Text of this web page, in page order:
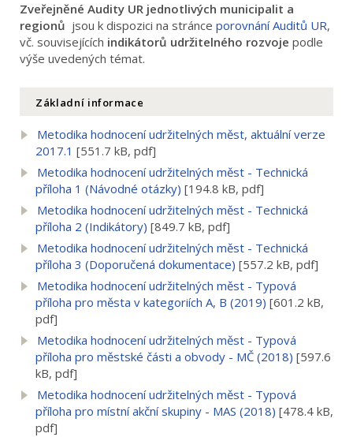
Zveřejněné Audity UR jednotlivých municipalit a
regionů jsou k dispozici na stránce porovnání Auditů UR,
vč. souvisejících indikátorů udržitelného rozvoje podle
výše uvedených témat.
Základní informace
Metodika hodnocení udržitelných měst, aktuální verze
2017.1 [551.7 kB, pdf]
Metodika hodnocení udržitelných měst - Technická
příloha 1 (Návodné otázky) [194.8 kB, pdf]
Metodika hodnocení udržitelných měst - Technická
příloha 2 (Indikátory) [849.7 kB, pdf]
Metodika hodnocení udržitelných měst - Technická
příloha 3 (Doporučená dokumentace) [557.2 kB, pdf]
Metodika hodnocení udržitelných měst - Typová
příloha pro města v kategoriích A, B (2019) [601.2 kB,
pdf]
Metodika hodnocení udržitelných měst - Typová
příloha pro městské části a obvody - MČ (2018) [597.6
kB, pdf]
Metodika hodnocení udržitelných měst - Typová
příloha pro místní akční skupiny - MAS (2018) [478.4 kB,
pdf]